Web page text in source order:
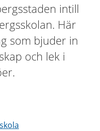
intill
Här
som bjuder in
och lek i